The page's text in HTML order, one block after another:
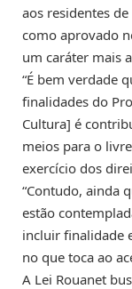
aos residentes
como aprovado
um caráter mais
“É bem verdade
finalidades do
Cultura] é
meios para o
exercício dos
“Contudo, ainda
estão
incluir finalidade
no que toca ao
A Lei Rouanet